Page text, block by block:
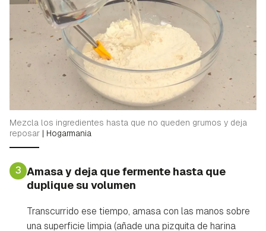
Mezcla los ingredientes hasta que no queden grumos y deja
reposar | Hogarmania
3 Amasa y deja que fermente hasta que
duplique su volumen
Transcurrido ese tiempo, amasa con las manos sobre
una superficie limpia (añade una pizquita de harina